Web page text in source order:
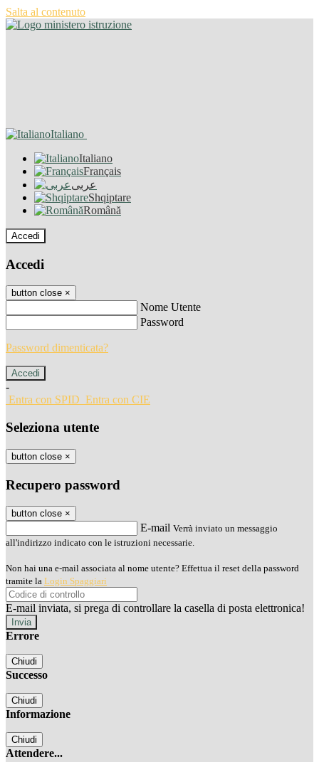
Salta al contenuto
Italiano
Italiano
Français
عربى
Shqiptare
Română
Accedi
Accedi
button close ×
Nome Utente
Password
Password dimenticata?
-
Entra con SPID Entra con CIE
Seleziona utente
button close ×
Recupero password
button close ×
E-mail Verrà inviato un messaggio
all'indirizzo indicato con le istruzioni necessarie.
Non hai una e-mail associata al nome utente? Effettua il reset della password
tramite la Login Spaggiari
E-mail inviata, si prega di controllare la casella di posta elettronica!
Errore
Chiudi
Successo
Chiudi
Informazione
Chiudi
Attendere...